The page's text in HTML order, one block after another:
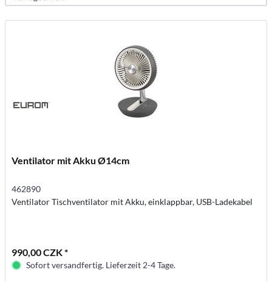
Ventilator mit Akku Ø14cm
462890
Ventilator Tischventilator mit Akku, einklappbar, USB-Ladekabel
990,00 CZK *
Sofort versandfertig. Lieferzeit 2-4 Tage.